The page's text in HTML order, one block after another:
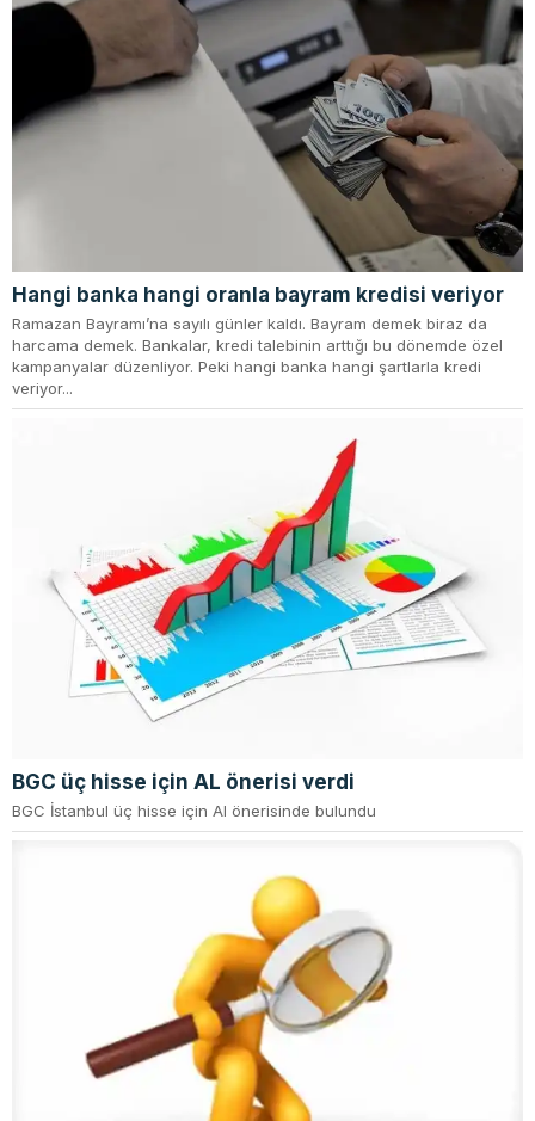
Hangi banka hangi oranla bayram kredisi veriyor
Ramazan Bayramı’na sayılı günler kaldı. Bayram demek biraz da
harcama demek. Bankalar, kredi talebinin arttığı bu dönemde özel
kampanyalar düzenliyor. Peki hangi banka hangi şartlarla kredi
veriyor...
BGC üç hisse için AL önerisi verdi
BGC İstanbul üç hisse için Al önerisinde bulundu